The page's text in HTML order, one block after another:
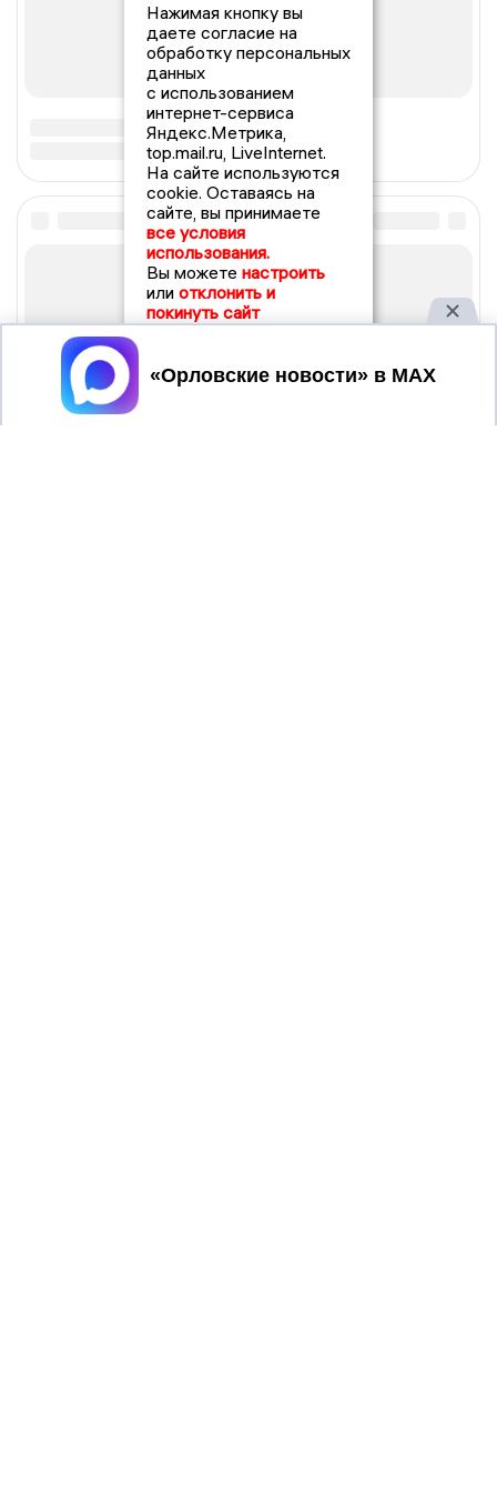
Нажимая кнопку вы
даете согласие на
обработку персональных
данных
с использованием
интернет-сервиса
Яндекс.Метрика,
top.mail.ru, LiveInternet.
На сайте используются
cookie. Оставаясь на
сайте, вы принимаете
все условия
использования.
Вы можете настроить
или отклонить и
покинуть сайт
Принять